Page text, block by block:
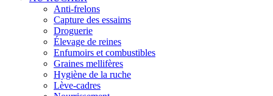
Anti-frelons
Capture des essaims
Droguerie
Élevage de reines
Enfumoirs et combustibles
Graines mellifères
Hygiène de la ruche
Lève-cadres